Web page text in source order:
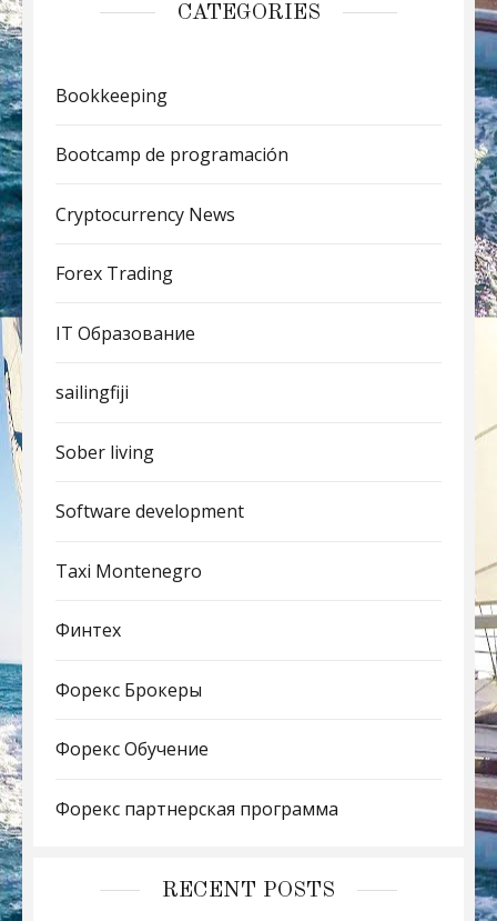
CATEGORIES
Bookkeeping
Bootcamp de programación
Cryptocurrency News
Forex Trading
IT Образование
sailingfiji
Sober living
Software development
Taxi Montenegro
Финтех
Форекс Брокеры
Форекс Обучение
Форекс партнерская программа
RECENT POSTS